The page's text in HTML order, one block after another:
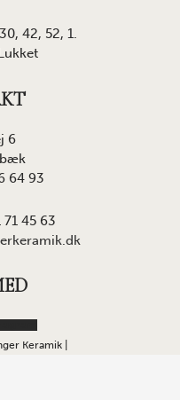
42, 52, 1.
6
64 93
71 45 63
Keramik |